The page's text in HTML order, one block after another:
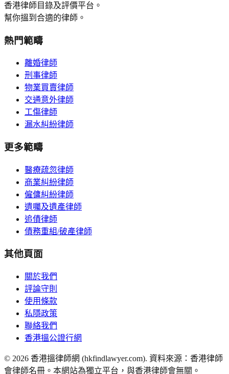
香港律師目錄及評價平台。
幫你搵到合適的律師。
熱門範疇
離婚律師
刑事律師
物業買賣律師
交通意外律師
工傷律師
漏水糾紛律師
更多範疇
醫療疏忽律師
商業糾紛律師
僱傭糾紛律師
遺囑及遺產律師
追債律師
債務重組/破產律師
其他頁面
關於我們
評論守則
使用條款
私隱政策
聯絡我們
香港搵公證行網
© 2026 香港搵律師網 (hkfindlawyer.com). 資料來源：香港律師
會律師名冊。本網站為獨立平台，與香港律師會無關。